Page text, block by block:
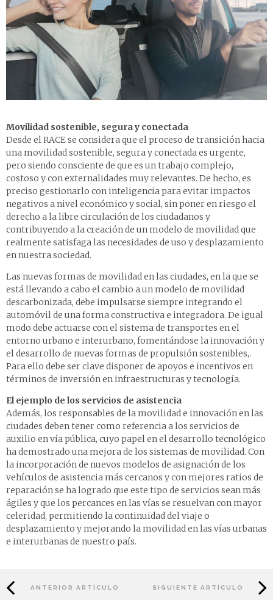
Movilidad sostenible, segura y conectada
Desde el RACE se considera que el proceso de transición hacia
una movilidad sostenible, segura y conectada es urgente,
pero siendo consciente de que es un trabajo complejo,
costoso y con externalidades muy relevantes. De hecho, es
preciso gestionarlo con inteligencia para evitar impactos
negativos a nivel económico y social, sin poner en riesgo el
derecho a la libre circulación de los ciudadanos y
contribuyendo a la creación de un modelo de movilidad que
realmente satisfaga las necesidades de uso y desplazamiento
en nuestra sociedad.
Las nuevas formas de movilidad en las ciudades, en la que se
está llevando a cabo el cambio a un modelo de movilidad
descarbonizada, debe impulsarse siempre integrando el
automóvil de una forma constructiva e integradora. De igual
modo debe actuarse con el sistema de transportes en el
entorno urbano e interurbano, fomentándose la innovación y
el desarrollo de nuevas formas de propulsión sostenibles,.
Para ello debe ser clave disponer de apoyos e incentivos en
términos de inversión en infraestructuras y tecnología.
El ejemplo de los servicios de asistencia
Además, los responsables de la movilidad e innovación en las
ciudades deben tener como referencia a los servicios de
auxilio en vía pública, cuyo papel en el desarrollo tecnológico
ha demostrado una mejora de los sistemas de movilidad. Con
la incorporación de nuevos modelos de asignación de los
vehículos de asistencia más cercanos y con mejores ratios de
reparación se ha logrado que este tipo de servicios sean más
ágiles y que los percances en las vías se resuelvan con mayor
celeridad, permitiendo la continuidad del viaje o
desplazamiento y mejorando la movilidad en las vías urbanas
e interurbanas de nuestro país.
ANTERIOR ARTÍCULO SIGUIENTE ARTÍCULO